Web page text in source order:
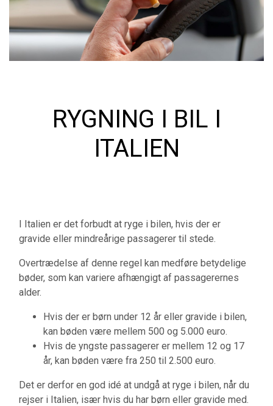
RYGNING I BIL I
ITALIEN
I Italien er det forbudt at ryge i bilen, hvis der er
gravide eller mindreårige passagerer til stede.
Overtrædelse af denne regel kan medføre betydelige
bøder, som kan variere afhængigt af passagerernes
alder.
Hvis der er børn under 12 år eller gravide i bilen,
kan bøden være mellem 500 og 5.000 euro.
Hvis de yngste passagerer er mellem 12 og 17
år, kan bøden være fra 250 til 2.500 euro.
Det er derfor en god idé at undgå at ryge i bilen, når du
rejser i Italien, især hvis du har børn eller gravide med.